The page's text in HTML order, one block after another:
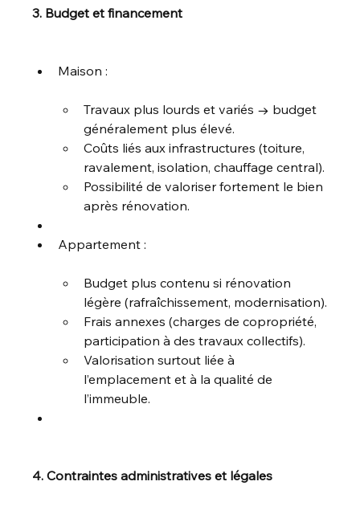
3. Budget et financement
Maison :
Travaux plus lourds et variés → budget
généralement plus élevé.
Coûts liés aux infrastructures (toiture,
ravalement, isolation, chauffage central).
Possibilité de valoriser fortement le bien
après rénovation.
Appartement :
Budget plus contenu si rénovation
légère (rafraîchissement, modernisation).
Frais annexes (charges de copropriété,
participation à des travaux collectifs).
Valorisation surtout liée à
l’emplacement et à la qualité de
l’immeuble.
4. Contraintes administratives et légales